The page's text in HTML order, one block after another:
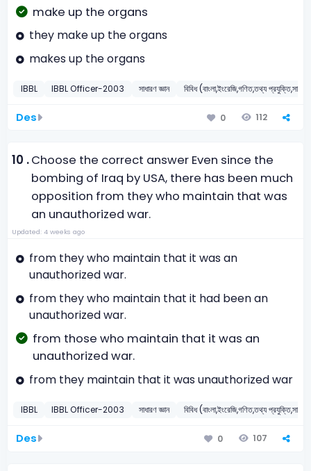
make up the organs
they make up the organs
makes up the organs
IBBL IBBL Officer-2003 সাধারণ জ্ঞান বিবিধ (বাংলা,ইংরেজি,গণিত,তথ্য প্রযুক্তি,সাধারণ
Des 0 112
10 .Choose the correct answer Even since the
bombing of Iraq by USA, there has been much
opposition from they who maintain that was
an unauthorized war.
Updated: 4 weeks ago
from they who maintain that it was an
unauthorized war.
from they who maintain that it had been an
unauthorized war.
from those who maintain that it was an
unauthorized war.
from they maintain that it was unauthorized war
IBBL IBBL Officer-2003 সাধারণ জ্ঞান বিবিধ (বাংলা,ইংরেজি,গণিত,তথ্য প্রযুক্তি,সাধারণ
Des 0 107